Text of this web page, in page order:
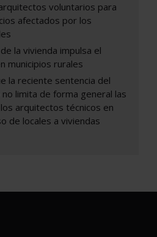
voluntarios para
afectados por los
la vivienda impulsa el
municipios rurales
la reciente sentencia del
limita de forma general las
arquitectos técnicos en
de locales a viviendas